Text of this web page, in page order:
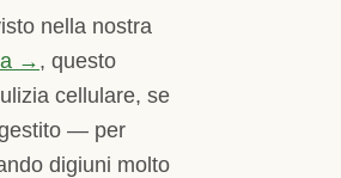
nella nostra
→ , questo
cellulare, se
— per
digiuni molto